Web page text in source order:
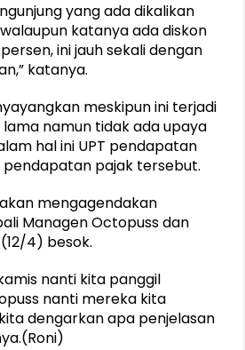
yang ada dikalikan
katanya ada diskon
ini jauh sekali dengan
katanya.
meskipun ini terjadi
namun tidak ada upaya
hal ini UPT pendapatan
pajak tersebut.
mengagendakan
Managen Octopuss dan
4) besok.
nanti kita panggil
nanti mereka kita
dengarkan apa penjelasan